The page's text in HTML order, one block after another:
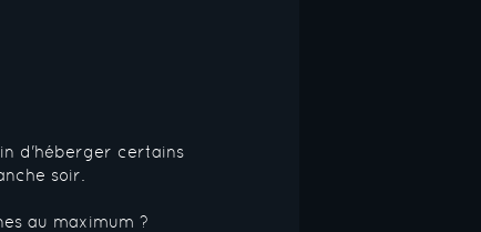
d'héberger certains
soir.
au maximum ?